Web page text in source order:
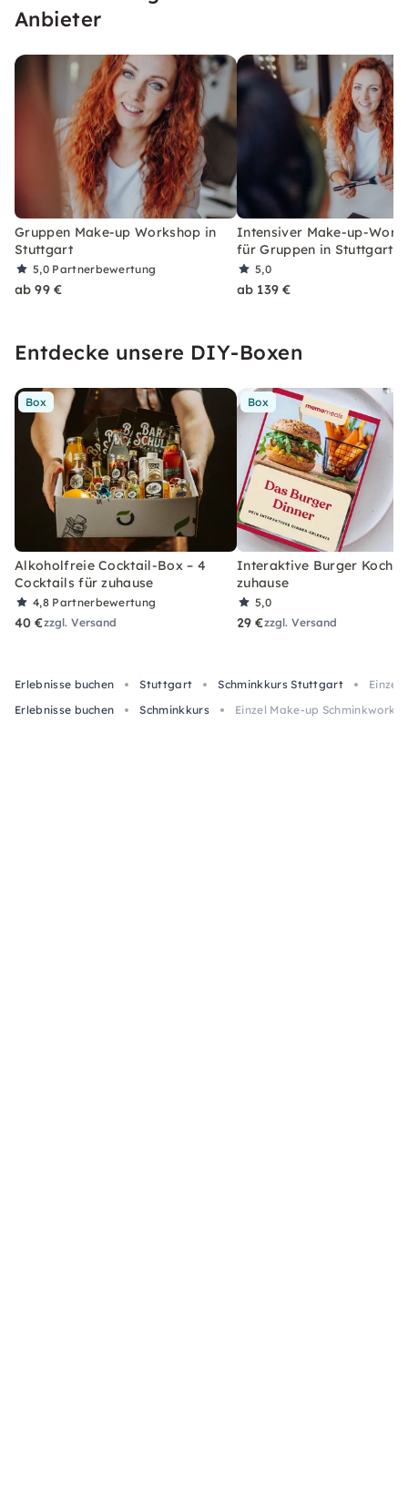
Anbieter
Gruppen Make-up Workshop in
Stuttgart
5,0 Partnerbewertung
ab 99 €
Intensiver Make-up-
für Gruppen in Stuttgart
5,0
ab 139 €
Entdecke unsere DIY-Boxen
Box
Alkoholfreie Cocktail-Box – 4
Cocktails für zuhause
4,8 Partnerbewertung
40 €zzgl. Versand
Box
Interaktive Burger
zuhause
5,0
29 €zzgl. Versand
Erlebnisse buchen Stuttgart Schminkkurs Stuttgart
Einzel
Erlebnisse buchen
Schminkkurs Einzel Make-up